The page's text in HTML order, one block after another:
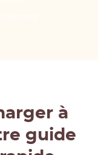
à
guide